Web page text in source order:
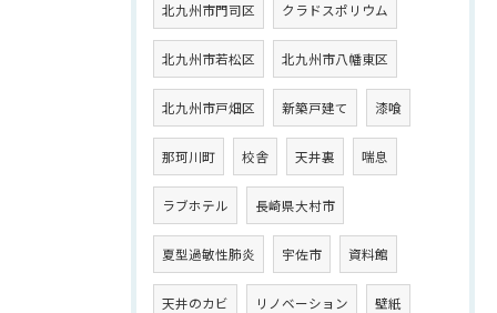
北九州市門司区 クラドスポリウム
北九州市若松区 北九州市八幡東区
北九州市戸畑区 新築戸建て 漆喰
那珂川町 校舎 天井裏 喘息
ラブホテル 長崎県大村市
夏型過敏性肺炎 宇佐市 資料館
天井のカビ リノベーション 壁紙